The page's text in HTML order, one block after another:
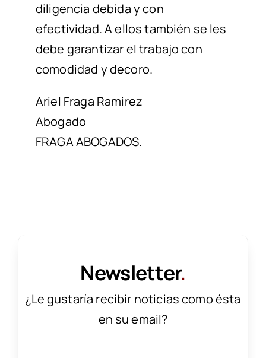
diligencia debida y con
efectividad. A ellos también se les
debe garantizar el trabajo con
comodidad y decoro.
Ariel Fraga Ramirez
Abogado
FRAGA ABOGADOS.
Newsletter.
¿Le gustaría recibir noticias como ésta
en su email?